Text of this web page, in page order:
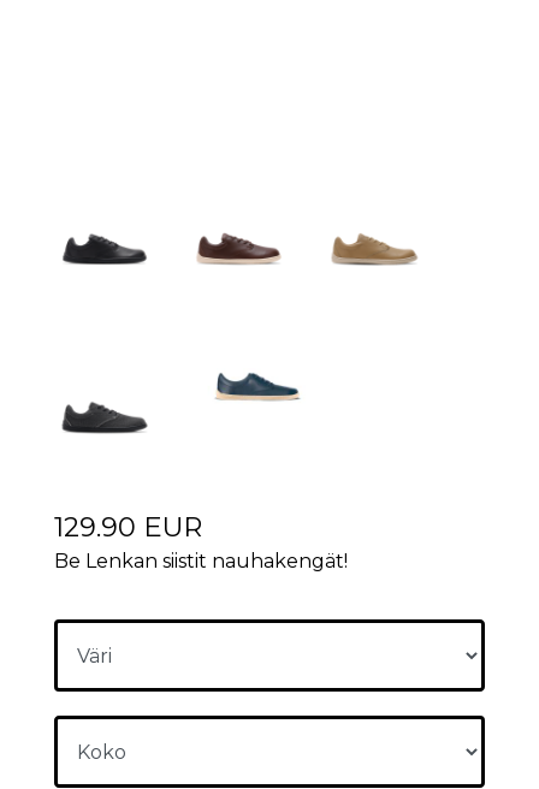
129.90 EUR
Be Lenkan siistit nauhakengät!